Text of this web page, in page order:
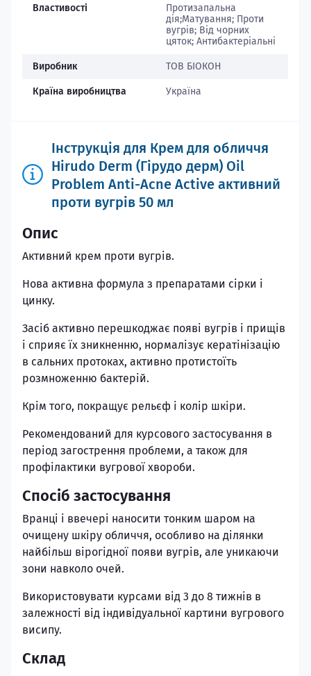
Властивості
Протизапальна
дія;Матування; Проти
вугрів; Від чорних
цяток; Антибактеріальні
Виробник ТОВ БІОКОН
Країна виробництва Україна
Інструкція для Крем для обличчя
Hirudo Derm (Гірудо дерм) Oil
Problem Anti-Acne Active активний
проти вугрів 50 мл
Опис
Активний крем проти вугрів.
Нова активна формула з препаратами сірки і
цинку.
Засіб активно перешкоджає появі вугрів і прищів
і сприяє їх зникненню, нормалізує кератінізацію
в сальних протоках, активно протистоїть
розмноженню бактерій.
Крім того, покращує рельєф і колір шкіри.
Рекомендований для курсового застосування в
період загострення проблеми, а також для
профілактики вугрової хвороби.
Спосіб застосування
Вранці і ввечері наносити тонким шаром на
очищену шкіру обличчя, особливо на ділянки
найбільш вірогідної появи вугрів, але уникаючи
зони навколо очей.
Використовувати курсами від 3 до 8 тижнів в
залежності від індивідуальної картини вугрового
висипу.
Склад